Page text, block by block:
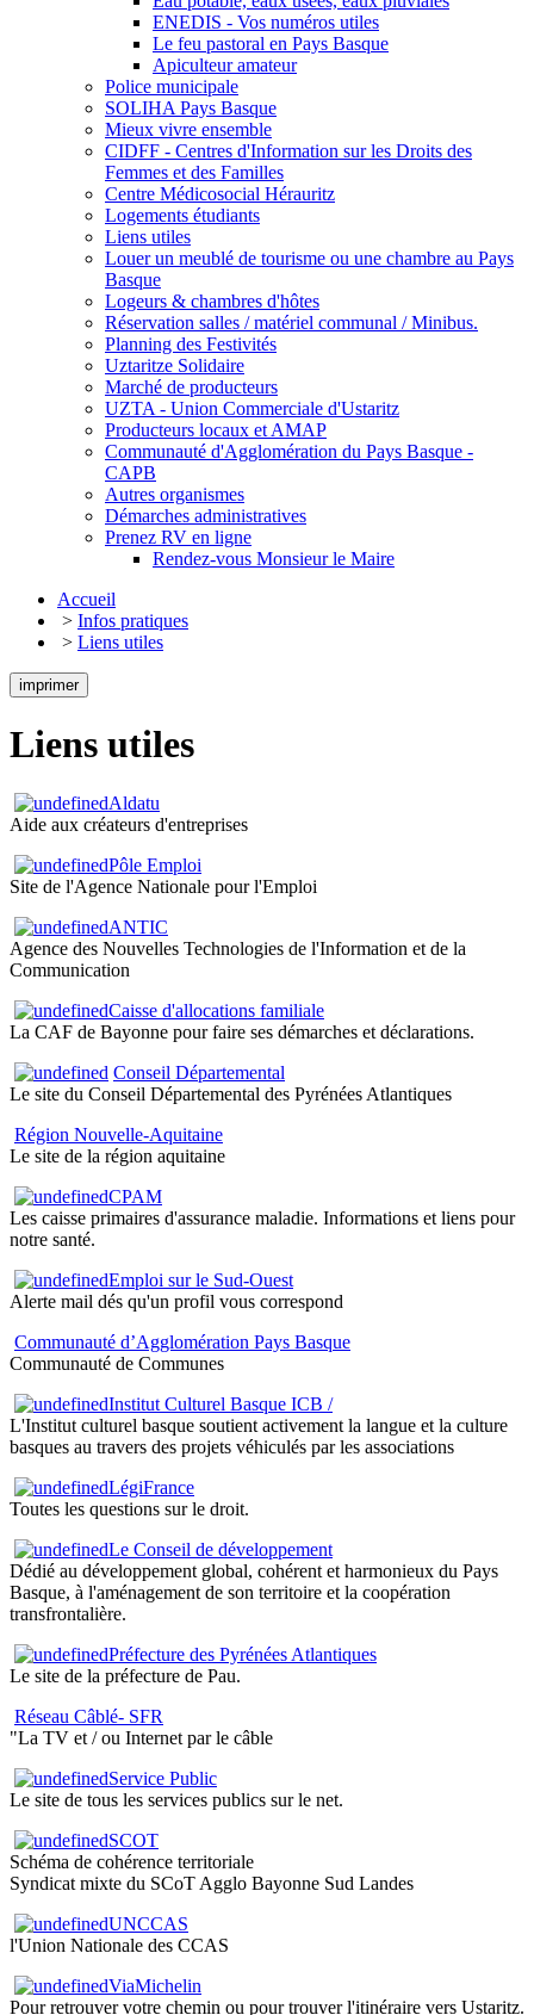
ENEDIS - Vos numéros utiles
Le feu pastoral en Pays Basque
Apiculteur amateur
Police municipale
SOLIHA Pays Basque
Mieux vivre ensemble
CIDFF - Centres d'Information sur les Droits des
Femmes et des Familles
Centre Médicosocial Hérauritz
Logements étudiants
Liens utiles
Louer un meublé de tourisme ou une chambre au Pays
Basque
Logeurs & chambres d'hôtes
Réservation salles / matériel communal / Minibus.
Planning des Festivités
Uztaritze Solidaire
Marché de producteurs
UZTA - Union Commerciale d'Ustaritz
Producteurs locaux et AMAP
Communauté d'Agglomération du Pays Basque -
CAPB
Autres organismes
Démarches administratives
Prenez RV en ligne
Rendez-vous Monsieur le Maire
Accueil
> Infos pratiques
> Liens utiles
imprimer
Liens utiles
Aldatu
Aide aux créateurs d'entreprises
Pôle Emploi
Site de l'Agence Nationale pour l'Emploi
ANTIC
Agence des Nouvelles Technologies de l'Information et de la
Communication
Caisse d'allocations familiale
La CAF de Bayonne pour faire ses démarches et déclarations.
Conseil Départemental
Le site du Conseil Départemental des Pyrénées Atlantiques
Région Nouvelle-Aquitaine
Le site de la région aquitaine
CPAM
Les caisse primaires d'assurance maladie. Informations et liens pour
notre santé.
Emploi sur le Sud-Ouest
Alerte mail dés qu'un profil vous correspond
Communauté d’Agglomération Pays Basque
Communauté de Communes
Institut Culturel Basque ICB /
L'Institut culturel basque soutient activement la langue et la culture
basques au travers des projets véhiculés par les associations
LégiFrance
Toutes les questions sur le droit.
Le Conseil de développement
Dédié au développement global, cohérent et harmonieux du Pays
Basque, à l'aménagement de son territoire et la coopération
transfrontalière.
Préfecture des Pyrénées Atlantiques
Le site de la préfecture de Pau.
Réseau Câblé- SFR
"La TV et / ou Internet par le câble
Service Public
Le site de tous les services publics sur le net.
SCOT
Schéma de cohérence territoriale
Syndicat mixte du SCoT Agglo Bayonne Sud Landes
UNCCAS
l'Union Nationale des CCAS
ViaMichelin
Pour retrouver votre chemin ou pour trouver l'itinéraire vers Ustaritz.